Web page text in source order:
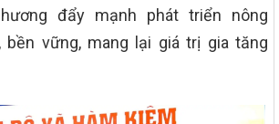
đẩy mạnh phát triển nông
bền vững, mang lại giá trị gia tăng